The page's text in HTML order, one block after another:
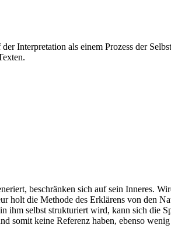
Interpretation als einem Prozess der
beschränken sich auf sein Inneres.
holt die Methode des Erklärens von den
selbst strukturiert wird, kann sich die
somit keine Referenz haben, ebenso